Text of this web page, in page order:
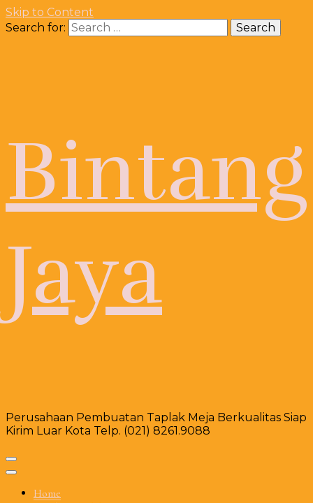
Skip to Content
Search for:
Bintang
Jaya
Perusahaan Pembuatan Taplak Meja Berkualitas Siap
Kirim Luar Kota Telp. (021) 8261.9088
Home